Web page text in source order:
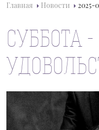
Главная Новости 2025-
СУББОТА